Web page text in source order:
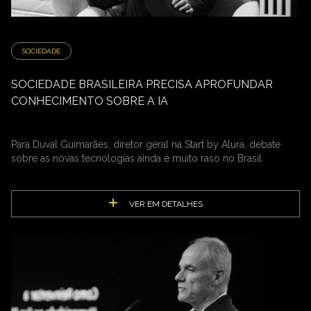
SOCIEDADE
SOCIEDADE BRASILEIRA PRECISA APROFUNDAR
CONHECIMENTO SOBRE A IA
Para Duval Guimarães, diretor geral na Start by Alura, debate
sobre as novas tecnologias ainda é muito raso no Brasil
VER EM DETALHES